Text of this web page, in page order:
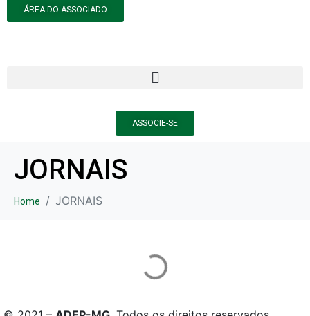
ÁREA DO ASSOCIADO
ASSOCIE-SE
JORNAIS
Home JORNAIS